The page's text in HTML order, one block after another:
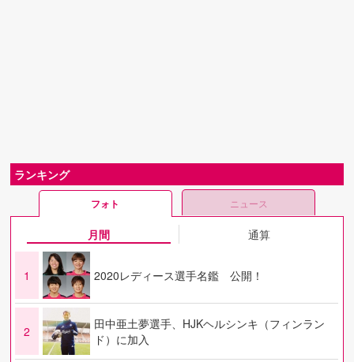
ランキング
フォト ニュース
月間 通算
1 2020レディース選手名鑑 公開！
2
田中亜土夢選手、HJKヘルシンキ（フィンラン
ド）に加入